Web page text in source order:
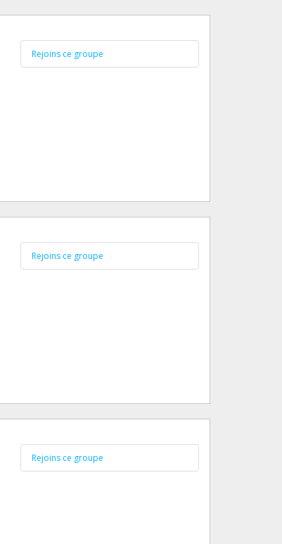
Rejoins ce groupe
Rejoins ce groupe
Rejoins ce groupe